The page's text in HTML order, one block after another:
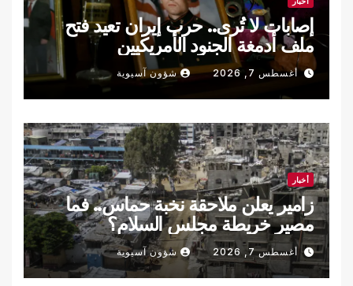
إصابات لا تُرى.. حرب إيران تعيد فتح
ملف أدمغة الجنود الأمريكيين
أغسطس 7, 2026 شؤون آسيوية
أخبار
زامير يعلن ملاحقة نخبة حماس.. فما
مصير خريطة مجلس السلام؟
أغسطس 7, 2026 شؤون آسيوية